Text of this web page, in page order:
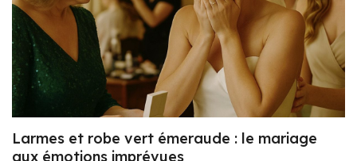
Larmes et robe vert émeraude : le mariage
aux émotions imprévues